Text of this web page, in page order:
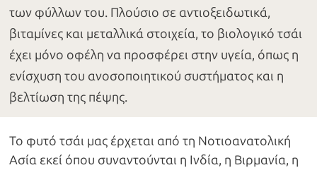
των φύλλων του. Πλούσιο σε αντιοξειδωτικά,
βιταμίνες και μεταλλικά στοιχεία, το βιολογικό τσάι
έχει μόνο οφέλη να προσφέρει στην υγεία, όπως η
ενίσχυση του ανοσοποιητικού συστήματος και η
βελτίωση της πέψης.
Το φυτό τσάι μας έρχεται από τη Νοτιοανατολική
Ασία εκεί όπου συναντούνται η Ινδία, η Βιρμανία, η